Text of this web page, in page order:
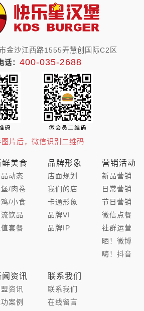
市金沙江西路1555弄慧创国际C2区
话： 400-035-2688
片后，微信识别二维码
鲜美食
动态
堡/肉卷
/小食
饮品
套餐
品牌形象
店面规划
我们的店
卡通形象
品牌VI
品牌IP
营销活动
新品营销
日常营销
节日营销
微信点餐
社群运营
晒！微博
嗨！抖音
闻资讯
资讯
案例
联系我们
联系我们
在线留言